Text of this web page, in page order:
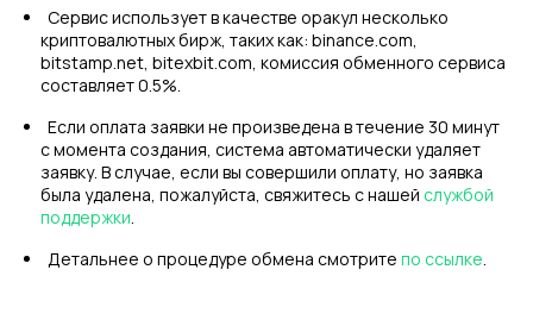
Сервис использует в качестве оракул несколько
криптовалютных бирж, таких как: binance.com,
bitstamp.net, bitexbit.com, комиссия обменного сервиса
составляет 0.5%.
Если оплата заявки не произведена в течение 30 минут
с момента создания, система автоматически удаляет
заявку. В случае, если вы совершили оплату, но заявка
была удалена, пожалуйста, свяжитесь с нашей службой
поддержки.
Детальнее о процедуре обмена смотрите по ссылке.